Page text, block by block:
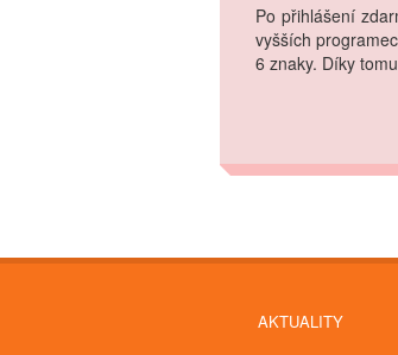
Po přihlášení
vyšších
6 znaky. Díky
AKTUALITY